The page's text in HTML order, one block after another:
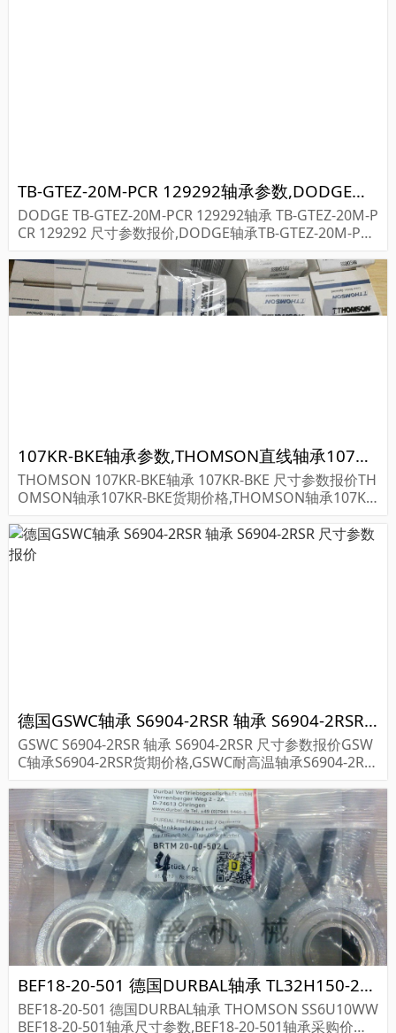
TB-GTEZ-20M-PCR 129292轴承参数,DODGE轴承TB-GTEZ-20M-PCR 129292重量
DODGE TB-GTEZ-20M-PCR 129292轴承 TB-GTEZ-20M-P
CR 129292 尺寸参数报价,DODGE轴承TB-GTEZ-20M-PCR
107KR-BKE轴承参数,THOMSON直线轴承107KR-BKE重量
THOMSON 107KR-BKE轴承 107KR-BKE 尺寸参数报价TH
OMSON轴承107KR-BKE货期价格,THOMSON轴承107KR
德国GSWC轴承 S6904-2RSR 轴承 S6904-2RSR 尺寸参数报价
GSWC S6904-2RSR 轴承 S6904-2RSR 尺寸参数报价GSW
C轴承S6904-2RSR货期价格,GSWC耐高温轴承S6904-2RS
BEF18-20-501 德国DURBAL轴承 TL32H150-2517 113673
BEF18-20-501 德国DURBAL轴承 THOMSON SS6U10WW
BEF18-20-501轴承尺寸参数,BEF18-20-501轴承采购价格,